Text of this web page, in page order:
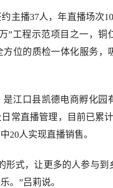
约主播37人，年直播场
”工程示范项目之一，铜
位的质检一体化服务，
江口县凯德电商孵化园
常直播管理，目前已累
20人实现直播销售。
形式，让更多的人参与到
。”吕莉说。